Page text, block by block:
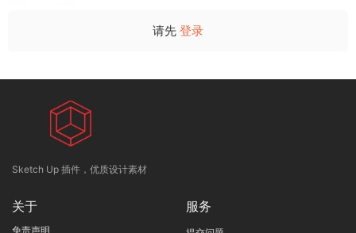
请先 登录
Sketch Up 插件，优质设计素材
关于
免责声明
服务